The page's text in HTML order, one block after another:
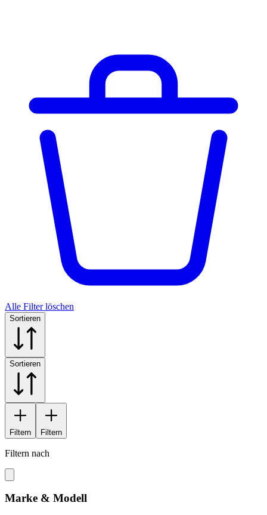
Alle Filter löschen
Sortieren
Sortieren
Filtern Filtern
Filtern nach
Marke & Modell